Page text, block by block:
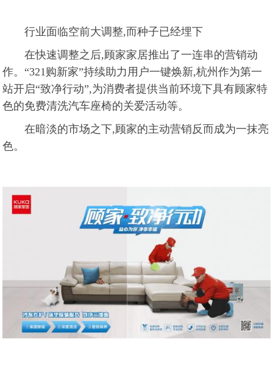
行业面临空前大调整,而种子已经埋下
在快速调整之后,顾家家居推出了一连串的营销动
作。“321购新家”持续助力用户一键焕新,杭州作为第一
站开启“致净行动”,为消费者提供当前环境下具有顾家特
色的免费清洗汽车座椅的关爱活动等。
在暗淡的市场之下,顾家的主动营销反而成为一抹亮
色。